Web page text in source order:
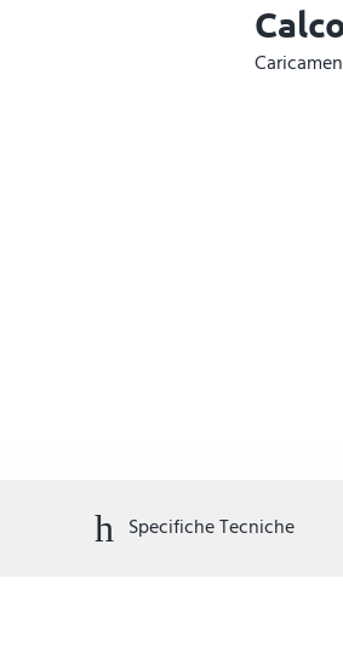
Specifiche Tecniche